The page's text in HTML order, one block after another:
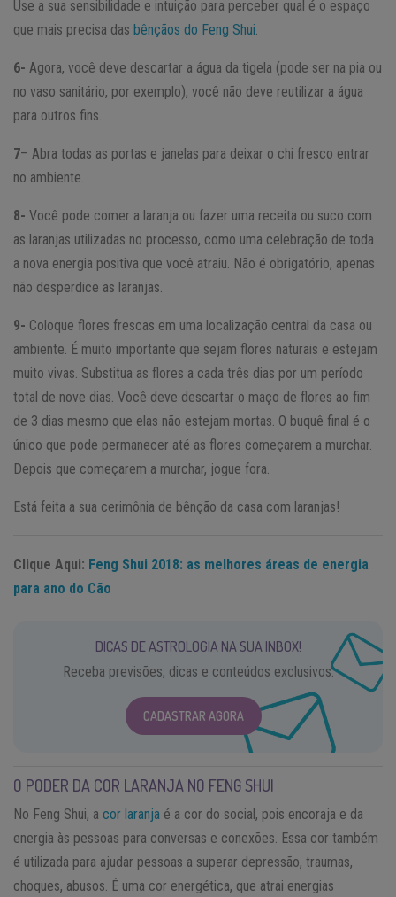
Use a sua sensibilidade e intuição para perceber qual é o espaço
que mais precisa das bênçãos do Feng Shui
6- Agora, você deve descartar a água da tigela (pode ser na pia ou
no vaso sanitário, por exemplo), você não deve reutilizar a água
para outros fins.
7– Abra todas as portas e janelas para deixar o chi fresco entrar
no ambiente.
8- Você pode comer a laranja ou fazer uma receita ou suco com
as laranjas utilizadas no processo, como uma celebração de toda
a nova energia positiva que você atraiu. Não é obrigatório, apenas
não desperdice as laranjas.
9- Coloque flores frescas em uma localização central da casa ou
ambiente. É muito importante que sejam flores naturais e estejam
muito vivas. Substitua as flores a cada três dias por um período
total de nove dias. Você deve descartar o maço de flores ao fim
de 3 dias mesmo que elas não estejam mortas. O buquê final é o
único que pode permanecer até as flores começarem a murchar.
Depois que começarem a murchar, jogue fora.
Está feita a sua cerimônia de bênção da casa com laranjas!
Clique Aqui: Feng Shui 2018: as melhores áreas de energia
para ano do Cão
DICAS DE ASTROLOGIA NA SUA INBOX!
Receba previsões, dicas e conteúdos exclusivos.
CADASTRAR AGORA
O PODER DA COR LARANJA NO FENG SHUI
No Feng Shui, a cor laranja é a cor do social, pois encoraja e da
energia às pessoas para conversas e conexões. Essa cor também
é utilizada para ajudar pessoas a superar depressão, traumas,
choques, abusos. É uma cor energética, que atrai energias